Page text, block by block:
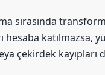
sırasında
katılmazsa,
çekirdek kayıpları